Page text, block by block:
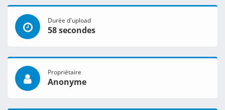
Durée d'upload
58 secondes
Propriétaire
Anonyme